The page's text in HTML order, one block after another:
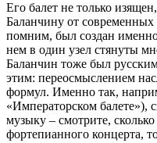
Его балет не только
Баланчину от
помним, был создан
нем в один узел стянуты
Баланчин тоже был
этим: переосмыслением
формул. Именно так,
«Императорском балете»),
музыку – смотрите,
фортепианного концерта,